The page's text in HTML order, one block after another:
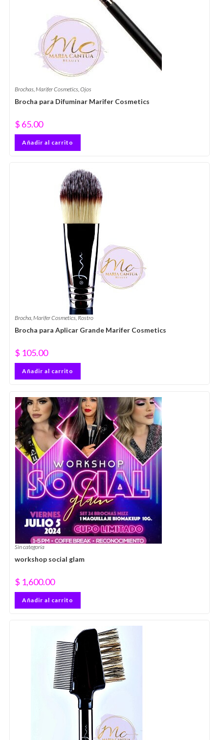
Brochas, Marifer Cosmetics, Ojos
Brocha para Difuminar Marifer Cosmetics
$ 65.00
Añadir al carrito
Brocha,Marifer Cosmetics, Rostro
Brocha para Aplicar Grande Marifer Cosmetics
$ 105.00
Añadir al carrito
Sin categoría
workshop social glam
$ 1,600.00
Añadir al carrito